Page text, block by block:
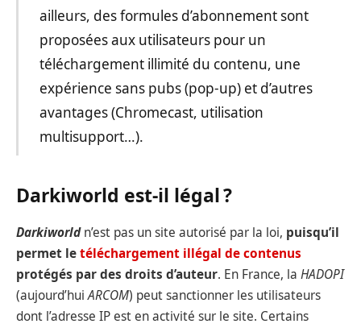
ailleurs, des formules d’abonnement sont
proposées aux utilisateurs pour un
téléchargement illimité du contenu, une
expérience sans pubs (pop-up) et d’autres
avantages (Chromecast, utilisation
multisupport…).
Darkiworld est-il légal ?
Darkiworldn’est pas un site autorisé par la loi, puisqu’il
permet letéléchargement illégal de contenus
protégés par des droits d’auteur. En France, la HADOPI
(aujourd’huiARCOM) peut sanctionner les utilisateurs
dont l’adresse IP est en activité sur le site. Certains